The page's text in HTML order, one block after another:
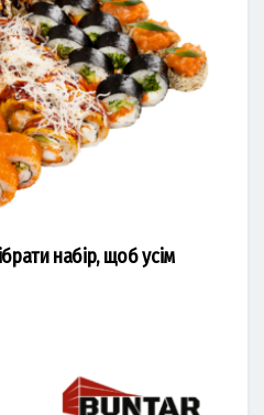
набір, щоб усім